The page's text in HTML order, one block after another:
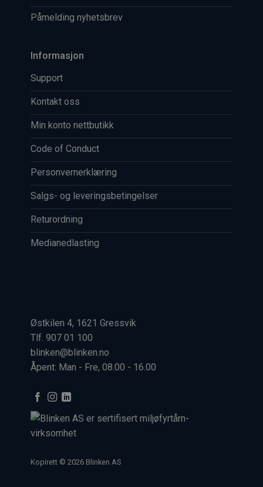
Østkilen 4, 1621 Gressvik
Tlf. 907 01 100
blinken@blinken.no
Åpent: Man - Fre, 08.00 - 16.00
Kopirett © 2026 Blinken AS
Påmelding nyhetsbrev
Informasjon
Support
Kontakt oss
Min konto nettbutikk
Code of Conduct
Personvernerklæring
Salgs- og leveringsbetingelser
Returordning
Medianedlasting